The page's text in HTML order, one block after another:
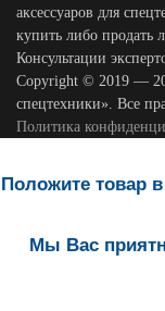
аксессуаров для
купить либо продать
Консультации
Copyright © 2019 —
спецтехники». Все
Политика
Положите товар
Мы Вас